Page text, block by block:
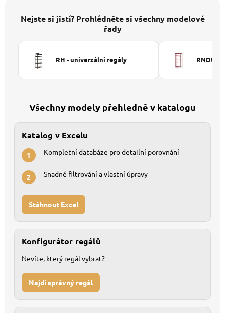
Nejste si jistí? Prohlédněte si všechny modelové
řady
RH - univerzální regály RNDU-
Všechny modely přehledně v katalogu
Katalog v Excelu
1 Kompletní databáze pro detailní porovnání
2 Snadné filtrování a vlastní úpravy
Stáhnout Excel
Konfigurátor regálů
Nevíte, který regál vybrat?
Najdi správný regál